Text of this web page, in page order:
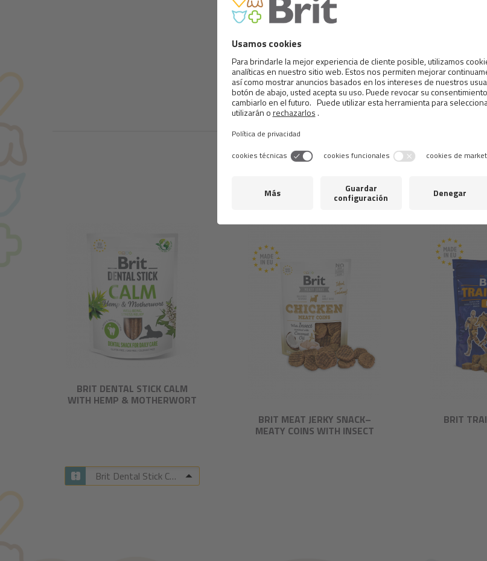
pollo (59%), cordero (26%), glicerina de origen
- 122 inactivado (15x10 9 células / kg).
Componentes analíticos:
proteína cruda
Antioxidantes naturales: extracto de romero
Metabolizable energy:4,120 kcal/kg.
Productos semejantes
BRIT DENTAL STICK CALM
WITH HEMP & MOTHERWORT​
Brit Dental Stick Calm with Hemp & Motherwort
BRIT MEAT JERKY SNACK–
MEATY COINS WITH INSECT
BRIT